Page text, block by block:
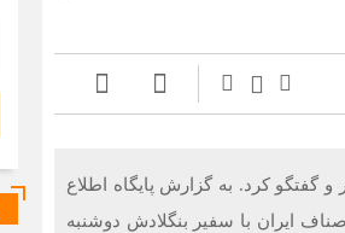
گفتگو کرد. به گزارش پایگاه اطلاع
ایران با سفیر بنگلادش دوشنبه